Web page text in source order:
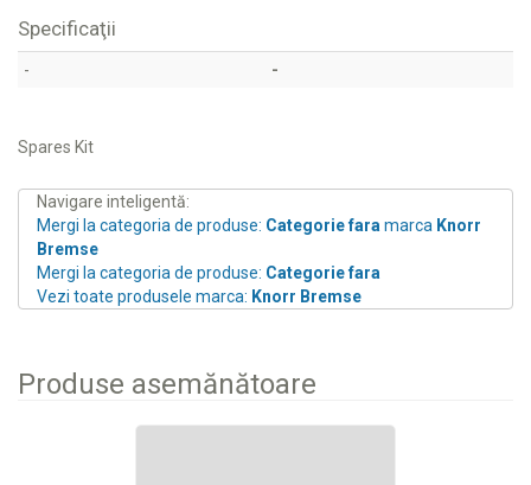
Specificaţii
- -
Spares Kit
Navigare inteligentă:
Mergi la categoria de produse: Categorie fara marca Knorr
Bremse
Mergi la categoria de produse: Categorie fara
Vezi toate produsele marca: Knorr Bremse
Produse asemănătoare